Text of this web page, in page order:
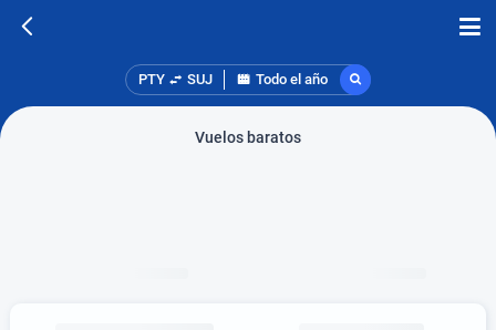
PTY SUJ Todo el año
Vuelos baratos